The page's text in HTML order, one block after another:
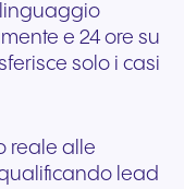
e 24 ore su
solo i casi
reale alle
lead